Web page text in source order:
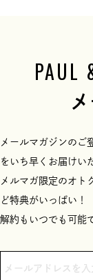
PAUL
メールマガジンのご
をいち早くお届けい
メルマガ限定のオト
ど特典がいっぱい！
解約もいつでも可能